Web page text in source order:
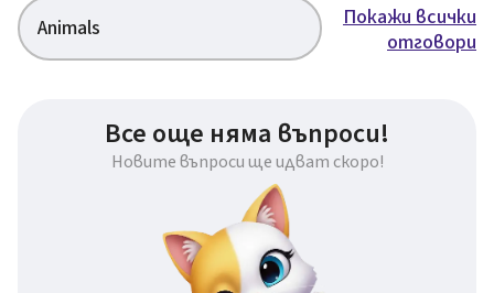
Animals
Покажи всички
отговори
Все още няма въпроси!
Новите въпроси ще идват скоро!